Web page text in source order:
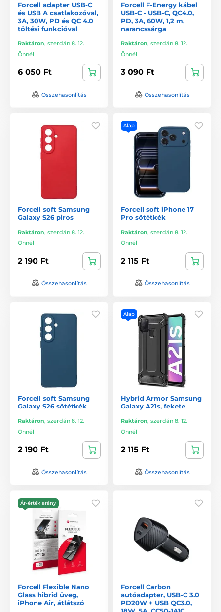
Forcell adapter USB-C
és USB A csatlakozóval,
3A, 30W, PD és QC 4.0
töltési funkcióval
Raktáron, szerdán 8. 12.
Önnél
6 050 Ft
Összehasonlítás
Forcell F-Energy kábel
USB-C - USB-C, QC4.0,
PD, 3A, 60W, 1,2 m,
narancssárga
Raktáron, szerdán 8. 12.
Önnél
3 090 Ft
Összehasonlítás
Forcell soft Samsung
Galaxy S26 piros
Raktáron, szerdán 8. 12.
Önnél
2 190 Ft
Összehasonlítás
Alap
Forcell soft iPhone 17
Pro sötétkék
Raktáron, szerdán 8. 12.
Önnél
2 115 Ft
Összehasonlítás
Forcell soft Samsung
Galaxy S26 sötétkék
Raktáron, szerdán 8. 12.
Önnél
2 190 Ft
Összehasonlítás
Alap
Hybrid Armor Samsung
Galaxy A21s, fekete
Raktáron, szerdán 8. 12.
Önnél
2 115 Ft
Összehasonlítás
Ár-érték arány
Forcell Flexible Nano
Glass hibrid üveg,
iPhone Air, átlátszó
Forcell Carbon
autóadapter, USB-C 3.0
PD20W + USB QC3.0,
18W, 5A, CC50-1A1C,